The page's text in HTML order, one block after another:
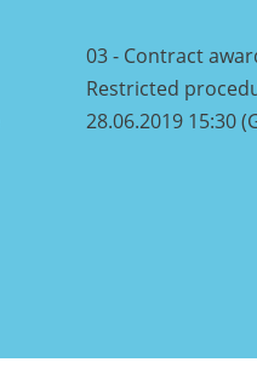
03 - Contract
Restricted
28.06.2019 15:30